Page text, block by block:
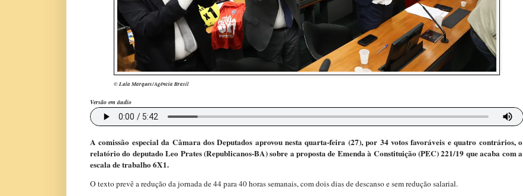
© Lula Marques/Agência Brasil
Versão em áudio
A comissão especial da Câmara dos Deputados aprovou nesta quarta-feira (27), por 34 votos favoráveis e quatro contrários, o
relatório do deputado Leo Prates (Republicanos-BA) sobre a proposta de Emenda à Constituição (PEC) 221/19 que acaba com a
escala de trabalho 6X1.
O texto prevê a redução da jornada de 44 para 40 horas semanais, com dois dias de descanso e sem redução salarial.